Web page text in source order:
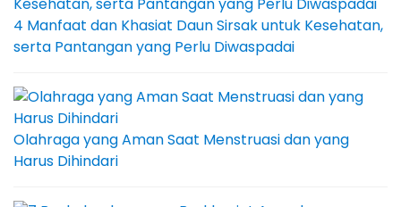
4 Manfaat dan Khasiat Daun Sirsak untuk Kesehatan,
serta Pantangan yang Perlu Diwaspadai
Olahraga yang Aman Saat Menstruasi dan yang
Harus Dihindari